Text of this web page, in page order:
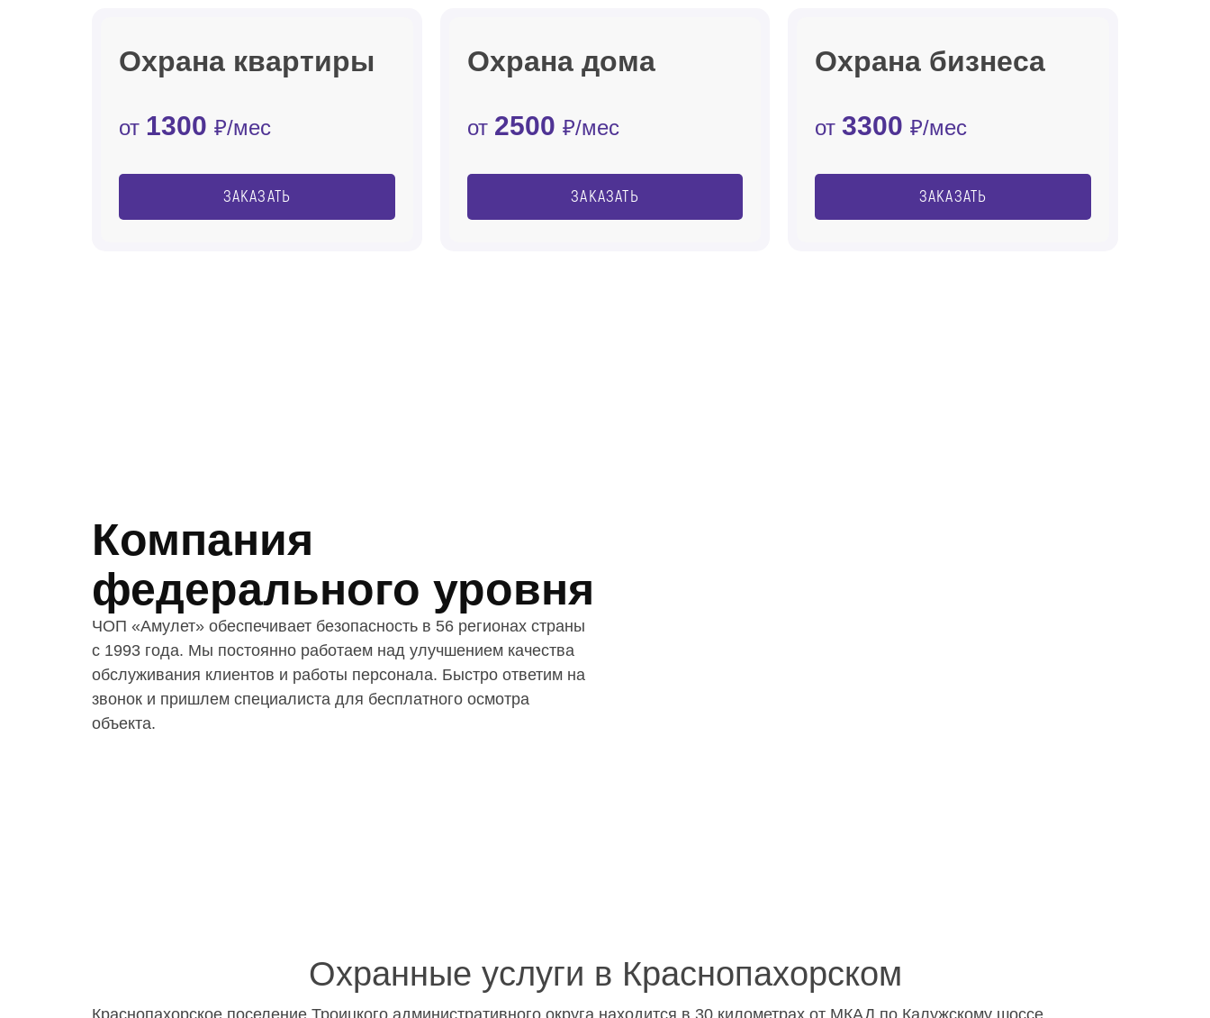
Охрана квартиры
от 1300₽/мес
ЗАКАЗАТЬ
Охрана дома
от 2500 ₽/мес
ЗАКАЗАТЬ
Охрана бизнеса
от3300₽/мес
ЗАКАЗАТЬ
Компания
федерального уровня
ЧОП «Амулет» обеспечивает безопасность в 56 регионах страны
с 1993 года. Мы постоянно работаем над улучшением качества
обслуживания клиентов и работы персонала. Быстро ответим на
звонок и пришлем специалиста для бесплатного осмотра
объекта.
Охранные услуги в Краснопахорском
Краснопахорское поселение Троицкого административного округа находится в 30 километрах от МКАД по Калужскому шоссе.